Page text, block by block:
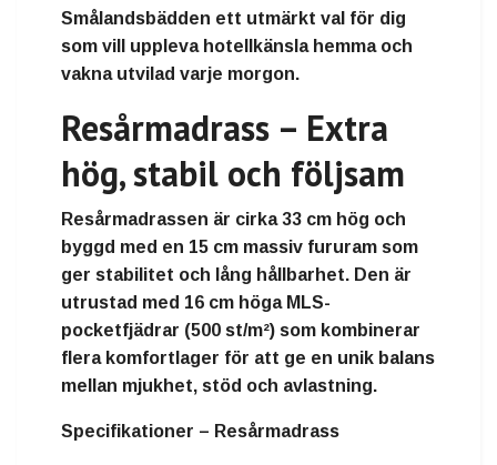
Smålandsbädden ett utmärkt val för dig
som vill uppleva hotellkänsla hemma och
vakna utvilad varje morgon.
Resårmadrass – Extra
hög, stabil och följsam
Resårmadrassen är cirka33 cm hög och
byggd med en 15 cm massiv fururam som
ger stabilitet och lång hållbarhet. Den är
utrustad med 16 cm höga MLS-
pocketfjädrar (500 st/m²) som kombinerar
flera komfortlager för att ge en unik balans
mellan mjukhet, stöd och avlastning.
Specifikationer – Resårmadrass